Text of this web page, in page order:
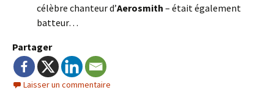
célèbre chanteur d’Aerosmith – était également
batteur…
Partager
Laisser un commentaire